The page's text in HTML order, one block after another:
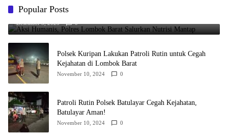
Popular Posts
Aksi Humanis, Polres Lombok Barat Salurkan Nutrisi Mantap
Desember 5, 2025 0
Polsek Kuripan Lakukan Patroli Rutin untuk Cegah
Kejahatan di Lombok Barat
November 10, 2024 0
Patroli Rutin Polsek Batulayar Cegah Kejahatan,
Batulayar Aman!
November 10, 2024 0